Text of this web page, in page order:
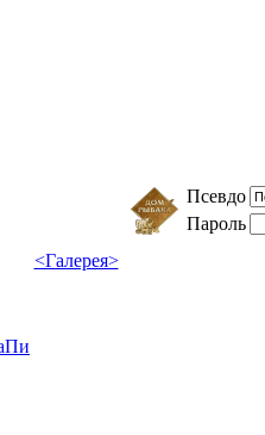
Псевдо
Пароль
<Галерея>